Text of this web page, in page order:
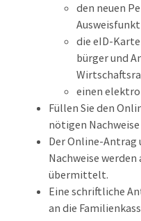
den neuen
die eID-
bürger und
einen
Füllen Sie den
nötigen Nachweise
Der Online-Antrag
Nachweise werden
übermittelt.
Eine schriftliche
an die